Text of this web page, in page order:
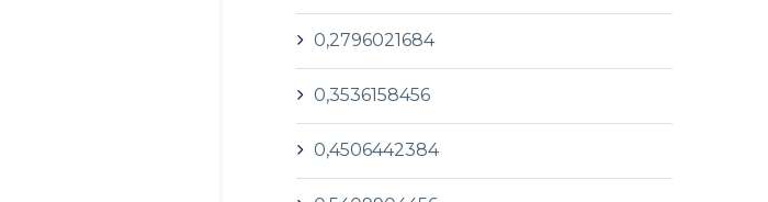
0,2796021684
0,3536158456
0,4506442384